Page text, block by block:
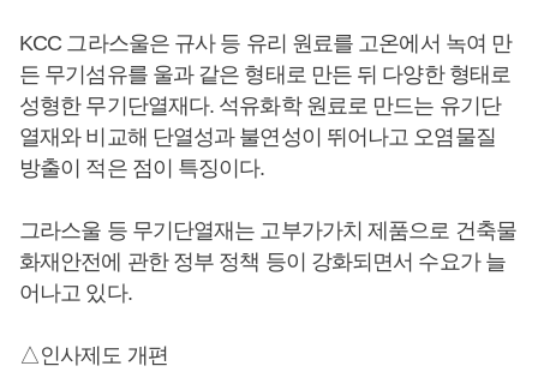
KCC 그라스울은 규사 등 유리 원료를 고온에서 녹여 만
든 무기섬유를 울과 같은 형태로 만든 뒤 다양한 형태로
성형한 무기단열재다. 석유화학 원료로 만드는 유기단
열재와 비교해 단열성과 불연성이 뛰어나고 오염물질
방출이 적은 점이 특징이다.
그라스울 등 무기단열재는 고부가가치 제품으로 건축물
화재안전에 관한 정부 정책 등이 강화되면서 수요가 늘
어나고 있다.
△인사제도 개편